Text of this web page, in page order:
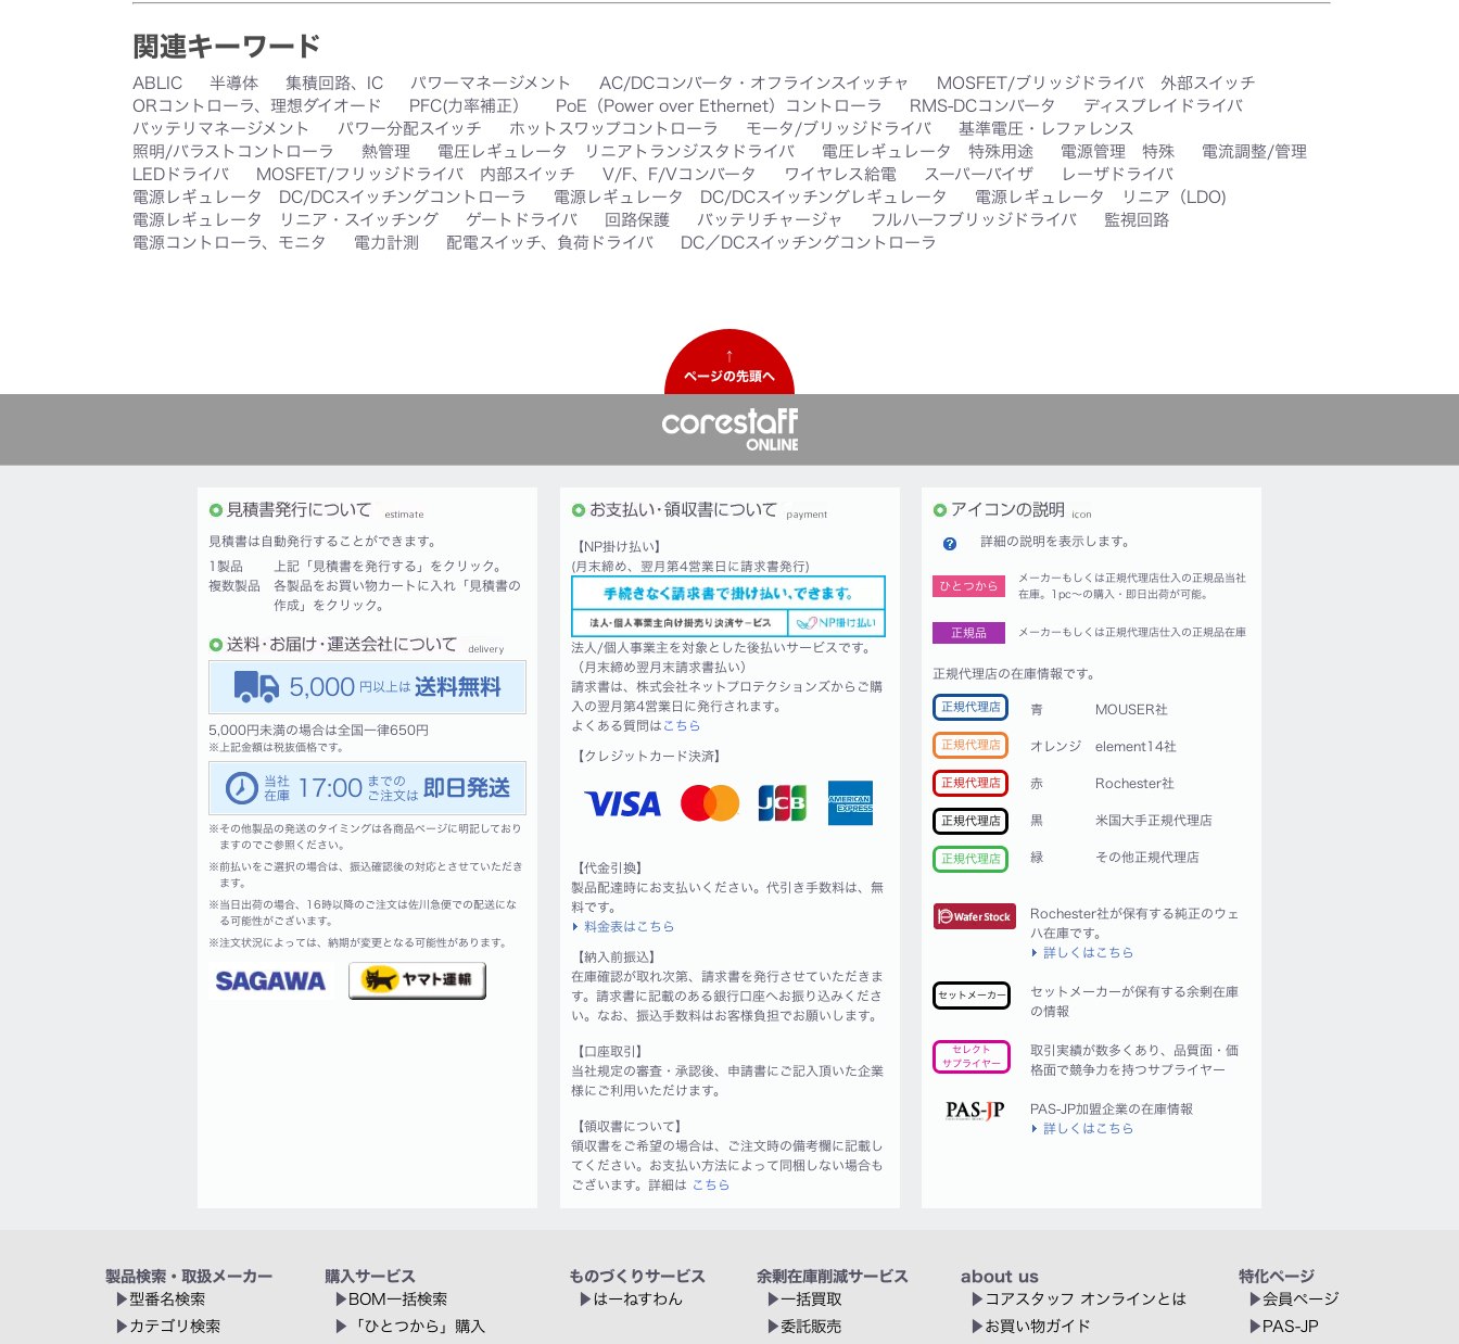
関連キーワード
ABLIC 半導体 集積回路、IC パワーマネージメント AC/DCコンバータ・オフラインスイッチャ
MOSFET/ブリッジドライバ 外部スイッチ
ORコントローラ、理想ダイオード
PFC(力率補正） PoE（Power over Ethernet）コントローラ RMS-DCコンバータ
ディスプレイドライバ
バッテリマネージメント
パワー分配スイッチ ホットスワップコントローラ モータ/ブリッジドライバ
基準電圧・レファレンス
照明/バラストコントローラ
熱管理 電圧レギュレータ リニアトランジスタドライバ 電圧レギュレータ 特殊用途 電源管理 特殊
電流調整/管理
LEDドライバ
MOSFET/フリッジドライバ 内部スイッチ V/F、F/Vコンバータ ワイヤレス給電 スーパーバイザ
レーザドライバ
電源レギュレータ DC/DCスイッチングコントローラ
電源レギュレータ DC/DCスイッチングレギュレータ
電源レギュレータ リニア（LDO)
電源レギュレータ リニア・スイッチング
ゲートドライバ 回路保護 バッテリチャージャ フルハーフブリッジドライバ
監視回路
電源コントローラ、モニタ
電力計測 配電スイッチ、負荷ドライバ DC／DCスイッチングコントローラ
↑
ページの先頭へ
見積書は自動発行することができます。
1製品
上記「見積書を発行する」をクリック。
複数製品
各製品をお買い物カートに入れ「見積書の
作成」をクリック。
5,000
5,000円未満の場合は全国一律650円
※ 上記金額は税抜価格です。
17:00
※その他製品の発送のタイミングは各商品ページに明記しており
ますのでご参照ください。
※前払いをご選択の場合は、振込確認後の対応とさせていただき
ます。
※ 当日出荷の場合、16時以降のご注文は佐川急便での配送にな
る可能性がございます。
※注文状況によっては、納期が変更となる可能性があります。
【NP掛け払い】
(月末締め、翌月第4営業日に請求書発行)
法人/個人事業主を対象とした後払いサービスです。
（月末締め翌月末請求書払い）
請求書は、株式会社ネットプロテクションズからご購
入の翌月第4営業日に発行されます。
よくある質問は こちら
【クレジットカード決済】
【代金引換】
製品配達時にお支払いください。代引き手数料は、無
料です。
料金表はこちら
【納入前振込】
在庫確認が取れ次第、請求書を発行させていただきま
す。請求書に記載のある銀行口座へお振り込みくださ
い。なお、振込手数料はお客様負担でお願いします。
【口座取引】
当社規定の審査・承認後、申請書にご記入頂いた企業
様にご利用いただけます。
【領収書について】
領収書をご希望の場合は、ご注文時の備考欄に記載し
てください。お支払い方法によって同梱しない場合も
ございます。詳細は こちら
詳細の説明を表示します。
ひとつから
メーカーもしくは正規代理店仕入の正規品当社
在庫。1pc〜の購入・即日出荷が可能。
正規品 メーカーもしくは正規代理店仕入の正規品在庫
正規代理店の在庫情報です。
正規代理店
正規代理店
正規代理店
正規代理店
正規代理店
青 MOUSER社
オレンジ element14社
赤 Rochester社
黒 米国大手正規代理店
緑 その他正規代理店
Rochester社が保有する純正のウェ
ハ在庫です。
詳しくはこちら
セットメーカー
セットメーカーが保有する余剰在庫
の情報
セレクト
サプライヤー
取引実績が数多くあり、品質面・価
格面で競争力を持つサプライヤー
PAS-JP加盟企業の在庫情報
詳しくはこちら
製品検索・取扱メーカー
型番名検索
カテゴリ検索
購入サービス
BOM一括検索
「ひとつから」購入
ものづくりサービス
はーねすわん
余剰在庫削減サービス
一括買取
委託販売
about us
コアスタッフ オンラインとは
お買い物ガイド
特化ページ
会員ページ
PAS-JP